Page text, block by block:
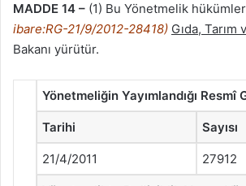
MADDE 14 – (1) Bu Yönetmelik
ibare:RG-21/9/2012-28418) Gıda, Tarım
Bakanı yürütür.
Yönetmeliğin Yayımlandığı Resmî
Tarihi Sayısı
21/4/2011 27912